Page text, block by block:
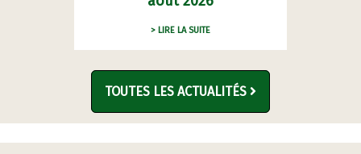
> LIRE LA SUITE
TOUTES LES ACTUALITÉS